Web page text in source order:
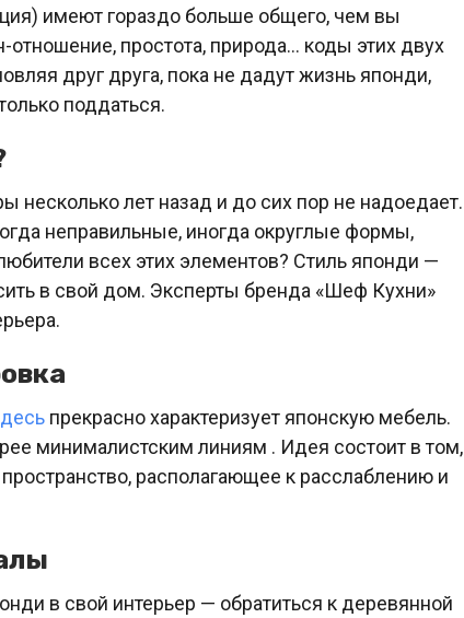
имеют гораздо больше общего, чем вы
отношение, простота, природа… коды этих двух
друг друга, пока не дадут жизнь японди,
поддаться.
несколько лет назад и до сих пор не надоедает.
неправильные, иногда округлые формы,
всех этих элементов? Стиль японди —
в свой дом. Эксперты бренда «Шеф Кухни»
прекрасно характеризует японскую мебель.
минималистским линиям . Идея состоит в том,
располагающее к расслаблению и
в свой интерьер — обратиться к деревянной